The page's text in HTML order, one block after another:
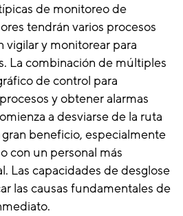
de monitoreo de
tendrán varios procesos
y monitorear para
La combinación de múltiples
de control para
y obtener alarmas
a desviarse de la ruta
beneficio, especialmente
con un personal más
Las capacidades de desglose
las causas fundamentales de